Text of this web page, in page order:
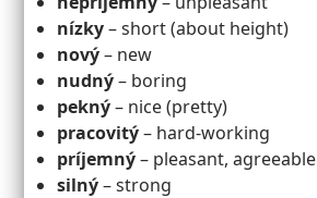
nízky– short (about height)
nový– new
nudný– boring
pekný– nice (pretty)
pracovitý– hard-working
príjemný– pleasant, agreeable
silný– strong